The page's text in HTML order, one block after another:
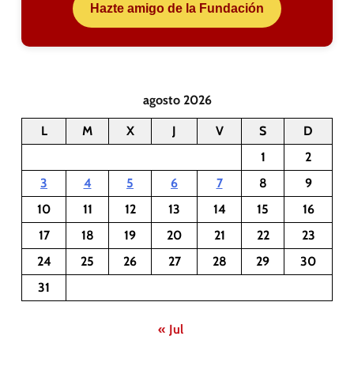
Hazte amigo de la Fundación
agosto 2026
L M X J V S
D
1
2
3
4 5 6 7 8
9
10
11 12 13 14 15
16
17
18 19 20 21 22
23
24
25 26 27 28 29
30
31
« Jul